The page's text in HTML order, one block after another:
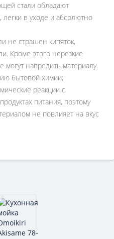
стали обладают
в уходе и абсолютно
не страшен кипяток,
Кроме этого нерезкие
могут навредить материалу.
бытовой химии;
реакции с
питания, поэтому
не повлияет на вкус